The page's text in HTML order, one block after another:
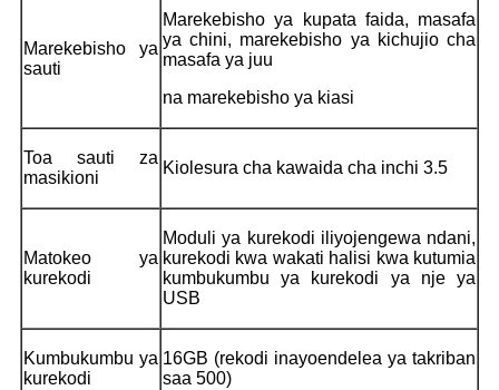
Marekebisho ya
sauti
Marekebisho ya kupata faida, masafa
ya chini, marekebisho ya kichujio cha
masafa ya juu
na marekebisho ya kiasi
Toa sauti za
masikioni
Kiolesura cha kawaida cha inchi 3.5
Matokeo ya
kurekodi
Moduli ya kurekodi iliyojengewa ndani,
kurekodi kwa wakati halisi kwa kutumia
kumbukumbu ya kurekodi ya nje ya
USB
Kumbukumbu ya
kurekodi
16GB (rekodi inayoendelea ya takriban
saa 500)